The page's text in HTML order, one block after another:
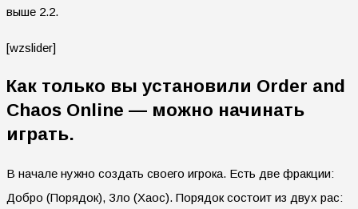
выше 2.2.
[wzslider]
Как только вы установили Order and
Chaos Online — можно начинать
играть.
В начале нужно создать своего игрока. Есть две фракции:
Добро (Порядок), Зло (Хаос). Порядок состоит из двух рас: